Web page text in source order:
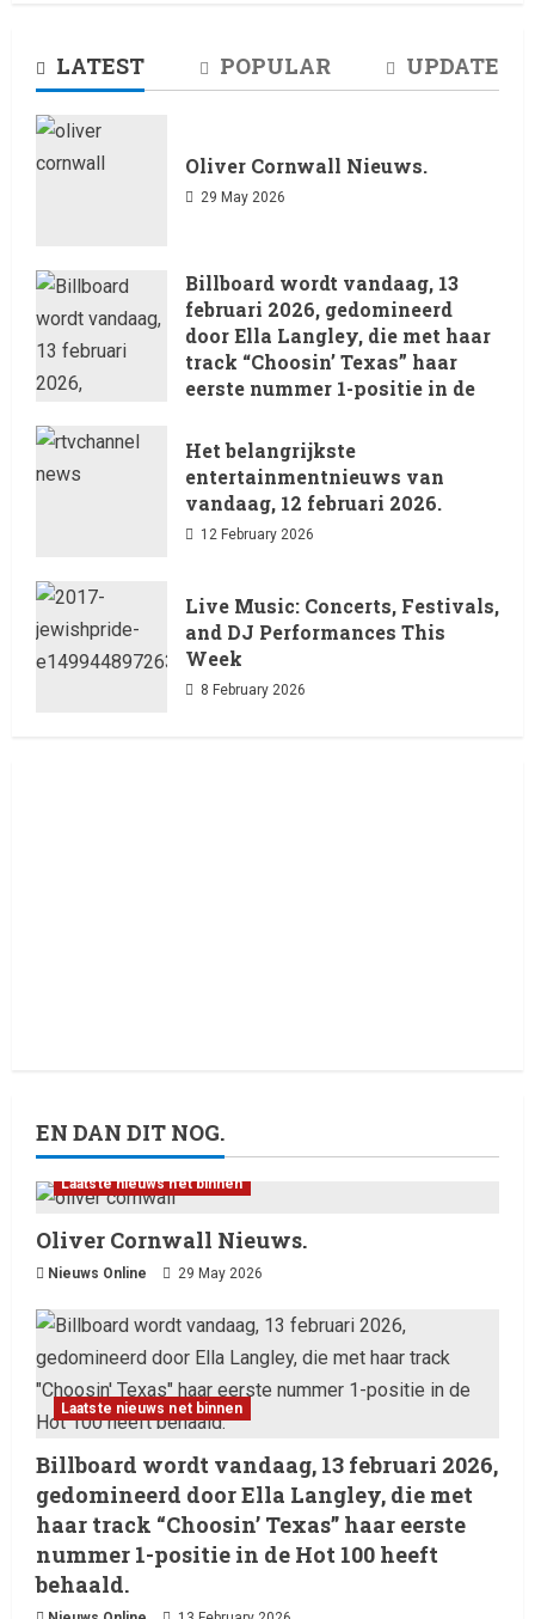
LATEST POPULAR UPDATE
Oliver Cornwall Nieuws.
29 May 2026
Billboard wordt vandaag, 13
februari 2026, gedomineerd
door Ella Langley, die met haar
track “Choosin’ Texas” haar
eerste nummer 1-positie in de
13 February 2026
Het belangrijkste
entertainmentnieuws van
vandaag, 12 februari 2026.
12 February 2026
Live Music: Concerts, Festivals,
and DJ Performances This
Week
8 February 2026
EN DAN DIT NOG.
Laatste nieuws net binnen
Oliver Cornwall Nieuws.
Nieuws Online 29 May 2026
Laatste nieuws net binnen
Billboard wordt vandaag, 13 februari 2026,
gedomineerd door Ella Langley, die met
haar track “Choosin’ Texas” haar eerste
nummer 1-positie in de Hot 100 heeft
behaald.